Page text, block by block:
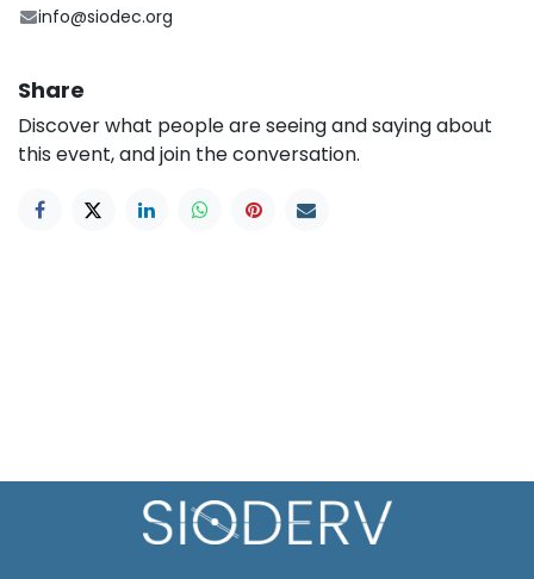
info@siodec.org
Share
Discover what people are seeing and saying about
this event, and join the conversation.